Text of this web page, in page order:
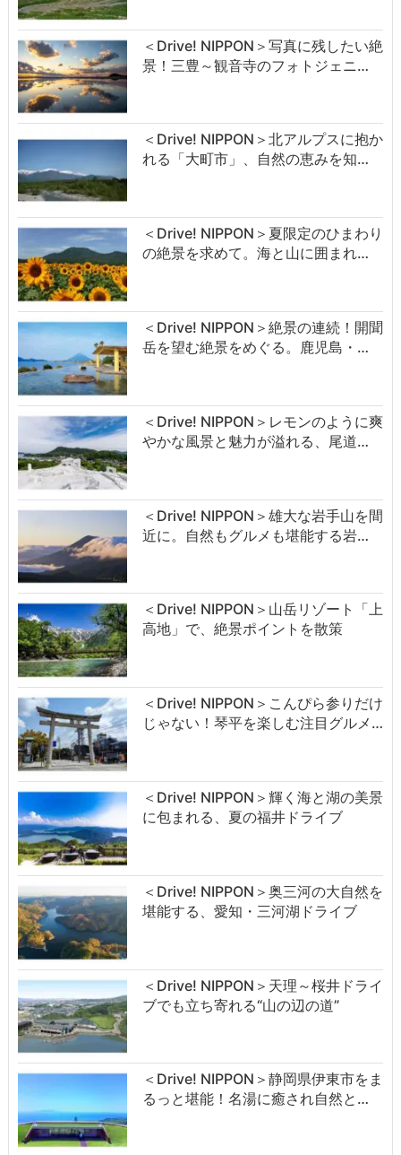
＜Drive! NIPPON＞写真に残したい絶
景！三豊～観音寺のフォトジェニ…
＜Drive! NIPPON＞北アルプスに抱か
れる「大町市」、自然の恵みを知…
＜Drive! NIPPON＞夏限定のひまわり
の絶景を求めて。海と山に囲まれ…
＜Drive! NIPPON＞絶景の連続！開聞
岳を望む絶景をめぐる。鹿児島・…
＜Drive! NIPPON＞レモンのように爽
やかな風景と魅力が溢れる、尾道…
＜Drive! NIPPON＞雄大な岩手山を間
近に。自然もグルメも堪能する岩…
＜Drive! NIPPON＞山岳リゾート「上
高地」で、絶景ポイントを散策
＜Drive! NIPPON＞こんぴら参りだけ
じゃない！琴平を楽しむ注目グルメ…
＜Drive! NIPPON＞輝く海と湖の美景
に包まれる、夏の福井ドライブ
＜Drive! NIPPON＞奥三河の大自然を
堪能する、愛知・三河湖ドライブ
＜Drive! NIPPON＞天理～桜井ドライ
ブでも立ち寄れる“山の辺の道”
＜Drive! NIPPON＞静岡県伊東市をま
るっと堪能！名湯に癒され自然と…